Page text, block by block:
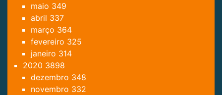
maio 349
abril 337
março 364
fevereiro 325
janeiro 314
2020 3898
dezembro 348
novembro 332